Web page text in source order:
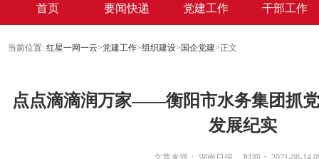
首页 要闻快递 党建工作 干部工作
当前位置: 红星一网一云>党建工作>组织建设> 国企党建>正文
点点滴滴润万家——衡阳市水务集团抓
发展纪实